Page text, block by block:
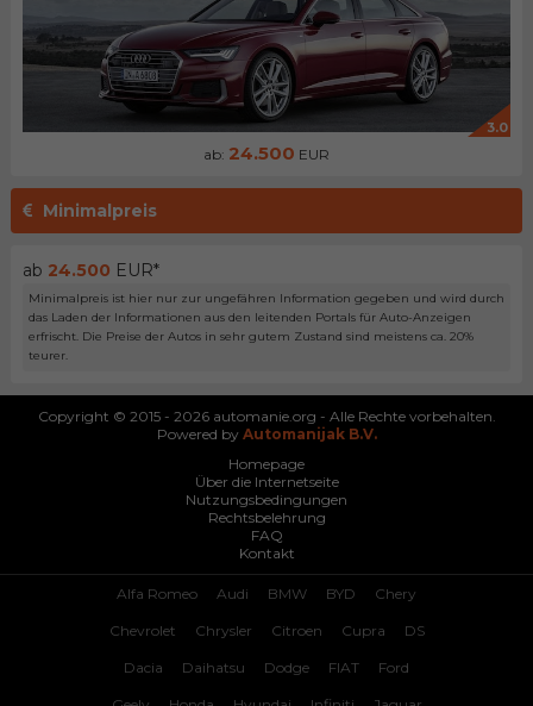
3.0
ab: 24.500 EUR
Minimalpreis
ab 24.500 EUR*
Minimalpreis ist hier nur zur ungefähren Information gegeben und wird durch
das Laden der Informationen aus den leitenden Portals für Auto-Anzeigen
erfrischt. Die Preise der Autos in sehr gutem Zustand sind meistens ca. 20%
teurer.
Copyright © 2015 - 2026 automanie.org - Alle Rechte vorbehalten.
Powered by Automanijak B.V.
Homepage
Über die Internetseite
Nutzungsbedingungen
Rechtsbelehrung
FAQ
Kontakt
Alfa Romeo Audi BMW BYD Chery
Chevrolet Chrysler Citroen Cupra DS
Dacia Daihatsu Dodge FIAT Ford